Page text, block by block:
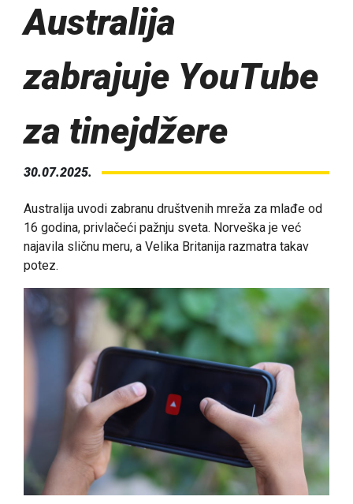
Australija
zabrajuje YouTube
za tinejdžere
30.07.2025.
Australija uvodi zabranu društvenih mreža za mlađe od
16 godina, privlačeći pažnju sveta. Norveška je već
najavila sličnu meru, a Velika Britanija razmatra takav
potez.